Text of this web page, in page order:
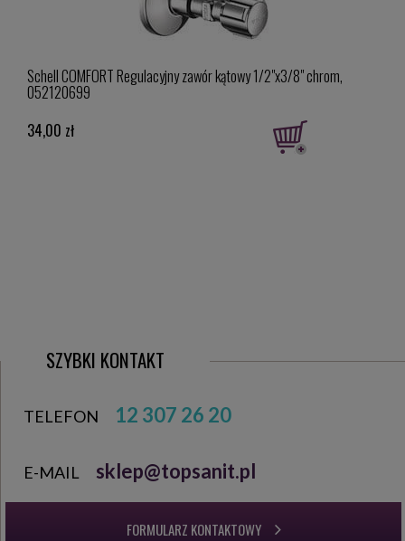
Schell COMFORT Regulacyjny zawór kątowy 1/2"x3/8" chrom,
052120699
34,00 zł
SZYBKI KONTAKT
TELEFON 12 307 26 20
E-MAIL sklep@topsanit.pl
FORMULARZ KONTAKTOWY